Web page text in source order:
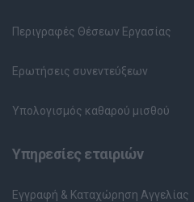
Περιγραφές Θέσεων Εργασίας
Ερωτήσεις συνεντεύξεων
Υπολογισμός καθαρού μισθού
Υπηρεσίες εταιριών
Εγγραφή & Καταχώρηση Αγγελίας